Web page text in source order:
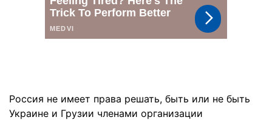
Россия не имеет права решать, быть или не быть
Украине и Грузии членами организации